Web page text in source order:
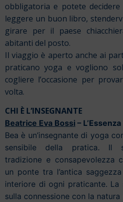
obbligatoria e potete
leggere un buon libro,
girare per il paese
abitanti del posto.
Il viaggio è aperto anche ai
praticano yoga e vogliono
cogliere l’occasione per
volta.
CHI È L’INSEGNANTE
Beatrice Eva Bossi –
Bea è un’insegnante di yoga
sensibile della pratica. Il
tradizione e consapevolezza
un ponte tra l’antica
interiore di ogni praticante. La
sulla connessione con la